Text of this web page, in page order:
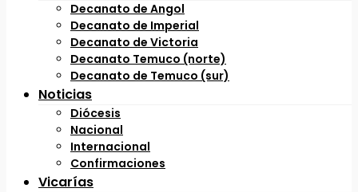
Decanato de Angol
Decanato de Imperial
Decanato de Victoria
Decanato Temuco (norte)
Decanato de Temuco (sur)
Noticias
Diócesis
Nacional
Internacional
Confirmaciones
Vicarías